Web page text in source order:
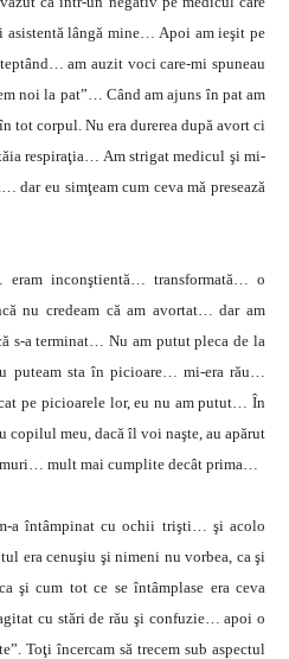
asistentă lângă mine… Apoi am ieşit pe
am auzit voci care-mi spuneau
noi la pat”… Când am ajuns în pat am
tot corpul. Nu era durerea după avort ci
respiraţia… Am strigat medicul şi mi-
dar eu simţeam cum ceva mă presează
inconştientă… transformată… o
nu credeam că am avortat… dar am
s-a terminat… Nu am putut pleca de la
puteam sta în picioare… mi-era rău…
pe picioarele lor, eu nu am putut… În
copilul meu, dacă îl voi naşte, au apărut
muri… mult mai cumplite decât prima…
a întâmpinat cu ochii trişti… şi acolo
era cenuşiu şi nimeni nu vorbea, ca şi
şi cum tot ce se întâmplase era ceva
cu stări de rău şi confuzie… apoi o
Toţi încercam să trecem sub aspectul